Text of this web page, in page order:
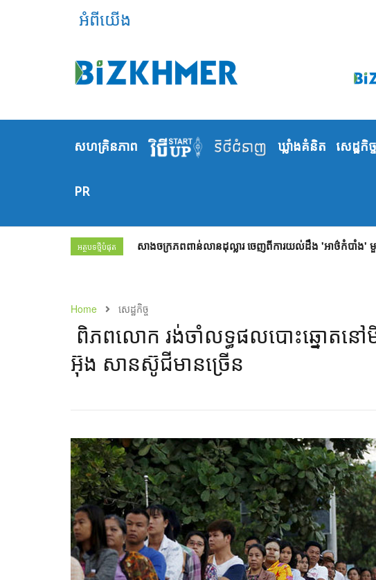
អំពីយើង
សហគ្រិនភាព ឃ្លាំង​គំនិត សេដ្ឋកិច្ច
PR
អត្ថបទថ្មីបំផុត សាងចក្រភពពាន់លានដុល្លារ ចេញពីការយល់ដឹង 'អាថ៌កំបាំង'
Home សេដ្ឋកិច្ច
ពិភពលោក​ ​​​រង់ចាំ​លទ្ធផល​បោះឆ្នោត​ន
អ៊ុង សានស៊ូជី​មាន​ច្រើន​​